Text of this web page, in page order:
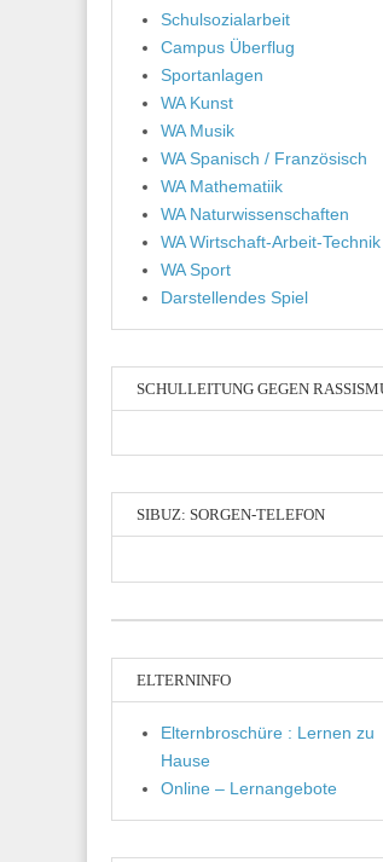
Schulsozialarbeit
Campus Überflug
Sportanlagen
WA Kunst
WA Musik
WA Spanisch / Französisch
WA Mathematiik
WA Naturwissenschaften
WA Wirtschaft-Arbeit-Technik
WA Sport
Darstellendes Spiel
SCHULLEITUNG GEGEN
SIBUZ: SORGEN-TELEFON
ELTERNINFO
Elternbroschüre : Lernen zu
Hause
Online – Lernangebote